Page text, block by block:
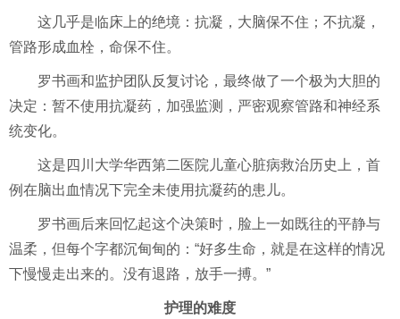
这几乎是临床上的绝境：抗凝，大脑保不住；不抗凝，
管路形成血栓，命保不住。
罗书画和监护团队反复讨论，最终做了一个极为大胆的
决定：暂不使用抗凝药，加强监测，严密观察管路和神经系
统变化。
这是四川大学华西第二医院儿童心脏病救治历史上，首
例在脑出血情况下完全未使用抗凝药的患儿。
罗书画后来回忆起这个决策时，脸上一如既往的平静与
温柔，但每个字都沉甸甸的：“好多生命，就是在这样的情况
下慢慢走出来的。没有退路，放手一搏。”
护理的难度